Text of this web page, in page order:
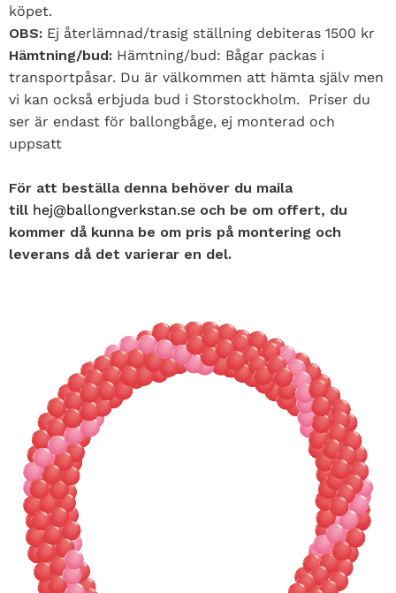
köpet.
OBS: Ej återlämnad/trasig ställning debiteras 1500 kr
Hämtning/bud: Hämtning/bud: Bågar packas i
transportpåsar. Du är välkommen att hämta själv men
vi kan också erbjuda bud i Storstockholm. Priser du
ser är endast för ballongbåge, ej monterad och
uppsatt
För att beställa denna behöver du maila
till hej@ballongverkstan.se och be om offert, du
kommer då kunna be om pris på montering och
leverans då det varierar en del.